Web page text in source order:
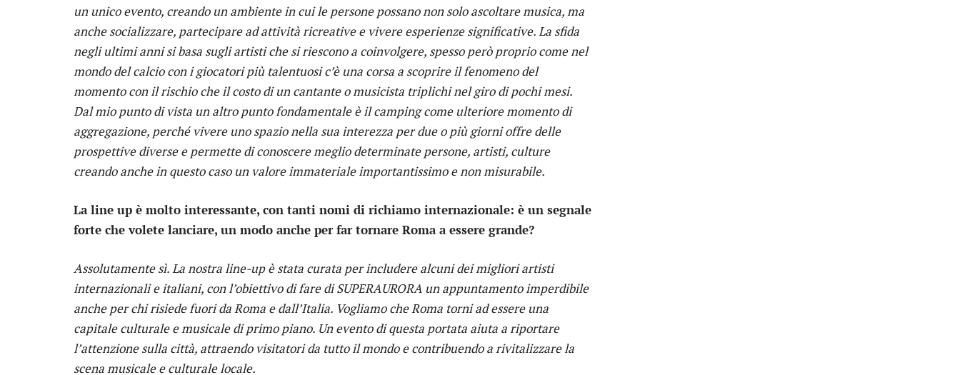
un unico evento, creando un ambiente in cui le persone possano non solo ascoltare musica, ma
anche socializzare, partecipare ad attività ricreative e vivere esperienze significative. La sfida
negli ultimi anni si basa sugli artisti che si riescono a coinvolgere, spesso però proprio come nel
mondo del calcio con i giocatori più talentuosi c’è una corsa a scoprire il fenomeno del
momento con il rischio che il costo di un cantante o musicista triplichi nel giro di pochi mesi.
Dal mio punto di vista un altro punto fondamentale è il camping come ulteriore momento di
aggregazione, perché vivere uno spazio nella sua interezza per due o più giorni offre delle
prospettive diverse e permette di conoscere meglio determinate persone, artisti, culture
creando anche in questo caso un valore immateriale importantissimo e non misurabile.
La line up è molto interessante, con tanti nomi di richiamo internazionale: è un segnale
forte che volete lanciare, un modo anche per far tornare Roma a essere grande?
Assolutamente sì. La nostra line-up è stata curata per includere alcuni dei migliori artisti
internazionali e italiani, con l’obiettivo di fare di SUPERAURORA un appuntamento imperdibile
anche per chi risiede fuori da Roma e dall’Italia. Vogliamo che Roma torni ad essere una
capitale culturale e musicale di primo piano. Un evento di questa portata aiuta a riportare
l’attenzione sulla città, attraendo visitatori da tutto il mondo e contribuendo a rivitalizzare la
scena musicale e culturale locale.